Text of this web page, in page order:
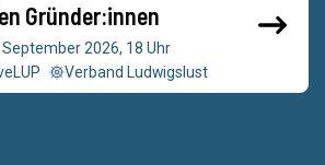
Gründer:innen
September 2026, 18 Uhr
Verband Ludwigslust